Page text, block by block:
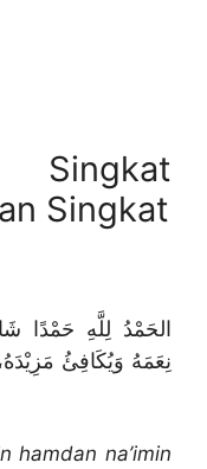
Singkat
الحَمْدُ لِلَّهِ حَمْدًا
نِعَمَهُ وَيُكَافِئُ
hamdan na’imin